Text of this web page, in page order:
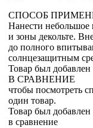
СПОСОБ
Нанести небольшое
и зоны декольте.
до полного
солнцезащитным
Товар был добавлен
В СРАВНЕНИЕ
чтобы посмотреть
один товар.
Товар был добавлен
в сравнение